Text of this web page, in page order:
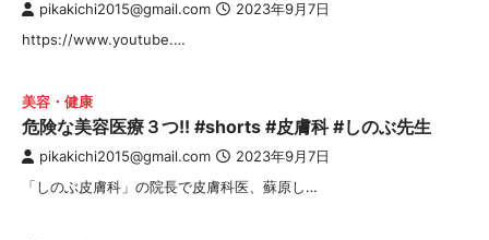
pikakichi2015@gmail.com 2023年9月7日
https://www.youtube.…
美容・健康
危険な美容医療３つ!! #shorts #皮膚科 #しのぶ先生
pikakichi2015@gmail.com 2023年9月7日
「しのぶ皮膚科」の院長で皮膚科医、蘇原し…